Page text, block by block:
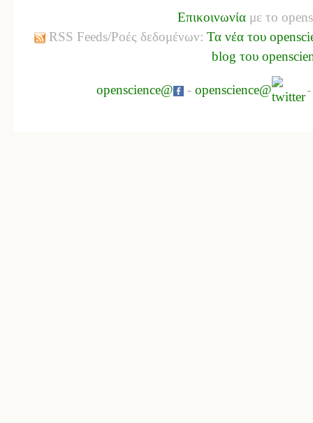
Επικοινωνία με το
RSS Feeds/Ροές δεδομένων: Τα νέα του
blog του
openscience@ - openscience@